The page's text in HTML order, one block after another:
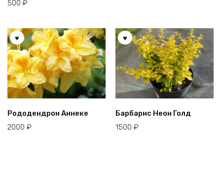
500 ₽
Рододендрон Аннеке
2000 ₽
Барбарис Неон Голд
1500 ₽